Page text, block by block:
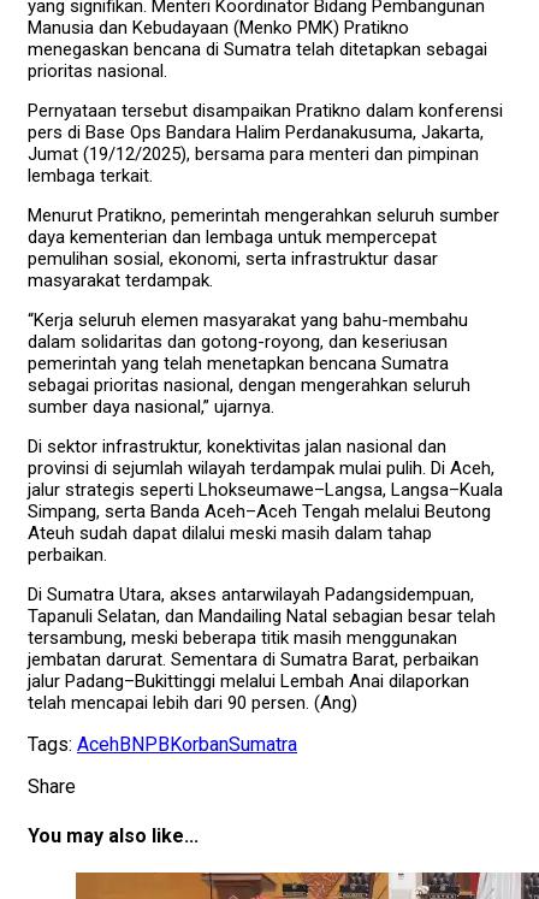
yang signifikan. Menteri Koordinator Bidang Pembangunan
Manusia dan Kebudayaan (Menko PMK) Pratikno
menegaskan bencana di Sumatra telah ditetapkan sebagai
prioritas nasional.
Pernyataan tersebut disampaikan Pratikno dalam konferensi
pers di Base Ops Bandara Halim Perdanakusuma, Jakarta,
Jumat (19/12/2025), bersama para menteri dan pimpinan
lembaga terkait.
Menurut Pratikno, pemerintah mengerahkan seluruh sumber
daya kementerian dan lembaga untuk mempercepat
pemulihan sosial, ekonomi, serta infrastruktur dasar
masyarakat terdampak.
“Kerja seluruh elemen masyarakat yang bahu-membahu
dalam solidaritas dan gotong-royong, dan keseriusan
pemerintah yang telah menetapkan bencana Sumatra
sebagai prioritas nasional, dengan mengerahkan seluruh
sumber daya nasional,” ujarnya.
Di sektor infrastruktur, konektivitas jalan nasional dan
provinsi di sejumlah wilayah terdampak mulai pulih. Di Aceh,
jalur strategis seperti Lhokseumawe–Langsa, Langsa–Kuala
Simpang, serta Banda Aceh–Aceh Tengah melalui Beutong
Ateuh sudah dapat dilalui meski masih dalam tahap
perbaikan.
Di Sumatra Utara, akses antarwilayah Padangsidempuan,
Tapanuli Selatan, dan Mandailing Natal sebagian besar telah
tersambung, meski beberapa titik masih menggunakan
jembatan darurat. Sementara di Sumatra Barat, perbaikan
jalur Padang–Bukittinggi melalui Lembah Anai dilaporkan
telah mencapai lebih dari 90 persen. (Ang)
Tags: AcehBNPBKorbanSumatra
Share
You may also like...